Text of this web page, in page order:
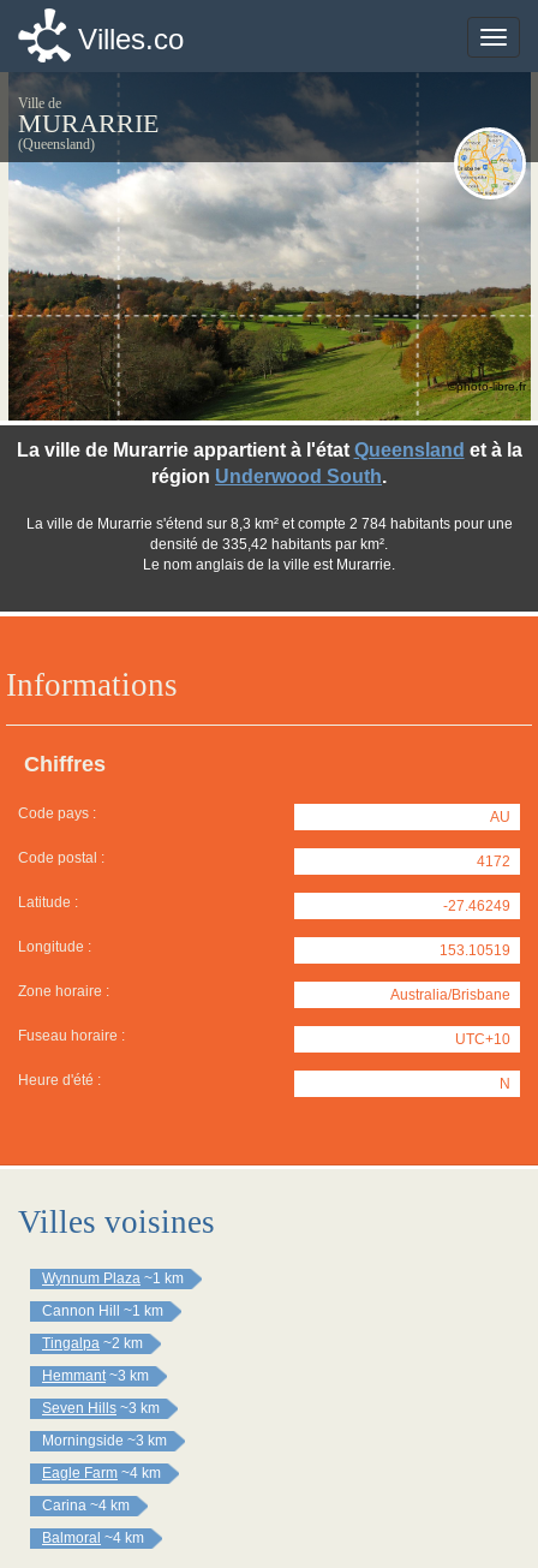
Toggle
Villes.co
Ville de
MURARRIE
(Queensland)
Informations
Chiffres
Code pays : AU
Code postal : 4172
Latitude : -27.46249
Longitude : 153.10519
Zone horaire : Australia/Brisbane
Fuseau horaire : UTC+10
Heure d'été : N
La ville de Murarrie appartient à l'état Queensland et à la
région Underwood South.
La ville de Murarrie s'étend sur 8,3 km² et compte 2 784 habitants pour une
densité de 335,42 habitants par km².
Le nom anglais de la ville est Murarrie.
©photo-libre.fr
Villes voisines
Wynnum Plaza ~1 km
Cannon Hill
~1 km
Tingalpa ~2 km
Hemmant ~3 km
Seven Hills ~3 km
Morningside ~3 km
Eagle Farm ~4 km
Carina ~4 km
Balmoral ~4 km
Toggle
Villes.co